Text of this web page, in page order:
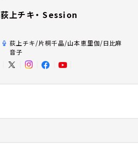
荻上チキ・ Session
荻上チキ/片桐千晶/山本恵里伽/日比麻
音子